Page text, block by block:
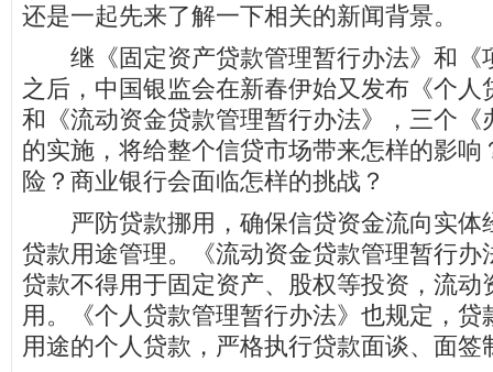
还是一起先来了解一下相关的新闻背景。
继《固定资产贷款管理暂行办法》和《
之后，中国银监会在新春伊始又发布《个人
和《流动资金贷款管理暂行办法》，三个《
的实施，将给整个信贷市场带来怎样的影响
险？商业银行会面临怎样的挑战？
严防贷款挪用，确保信贷资金流向实体
贷款用途管理。《流动资金贷款管理暂行办
贷款不得用于固定资产、股权等投资，流动
用。《个人贷款管理暂行办法》也规定，贷
用途的个人贷款，严格执行贷款面谈、面签